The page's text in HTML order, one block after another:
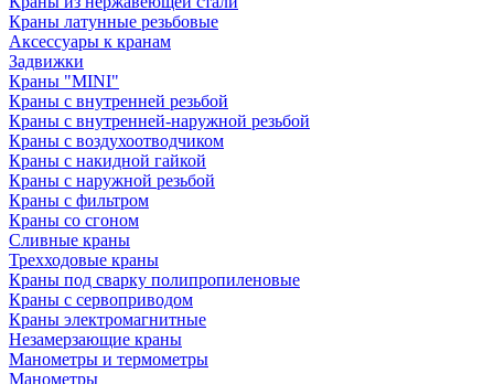
Краны латунные резьбовые
Аксессуары к кранам
Задвижки
Краны "MINI"
Краны с внутренней резьбой
Краны с внутренней-наружной резьбой
Краны с воздухоотводчиком
Краны с накидной гайкой
Краны с наружной резьбой
Краны с фильтром
Краны со сгоном
Сливные краны
Трехходовые краны
Краны под сварку полипропиленовые
Краны с сервоприводом
Краны электромагнитные
Незамерзающие краны
Манометры и термометры
Манометры